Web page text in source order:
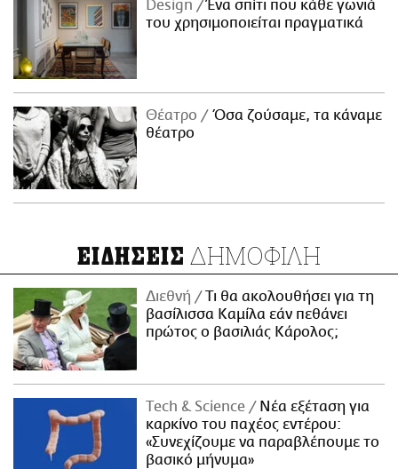
Design
Ένα σπίτι που κάθε γωνιά
του χρησιμοποιείται πραγματικά
Θέατρο
Όσα ζούσαμε, τα κάναμε
θέατρο
ΕΙΔΗΣΕΙΣ ΔΗΜΟΦΙΛΗ
Διεθνή
Τι θα ακολουθήσει για τη
βασίλισσα Καμίλα εάν πεθάνει
πρώτος ο βασιλιάς Κάρολος;
Τech & Science
Νέα εξέταση για
καρκίνο του παχέος εντέρου:
«Συνεχίζουμε να παραβλέπουμε το
βασικό μήνυμα»